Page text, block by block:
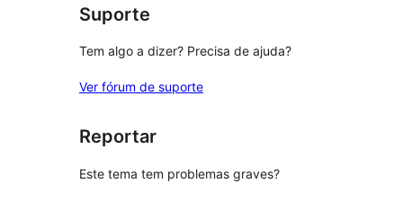
Suporte
Tem algo a dizer? Precisa de ajuda?
Ver fórum de suporte
Reportar
Este tema tem problemas graves?